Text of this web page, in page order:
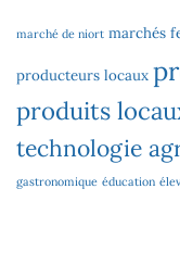
marché de niort marchés
producteurs locaux
produits
technologie
gastronomique éducation